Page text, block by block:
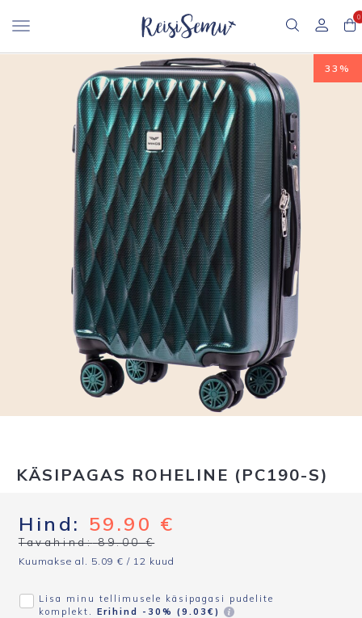
0
33%
KÄSIPAGAS ROHELINE (PC190-S)
Hind: 59.90 €
Tavahind: 89.00€
Kuumakse al. 5.09 € / 12 kuud
Lisa minu tellimusele käsipagasi pudelite
komplekt. Erihind -30% ( 9.03 € )